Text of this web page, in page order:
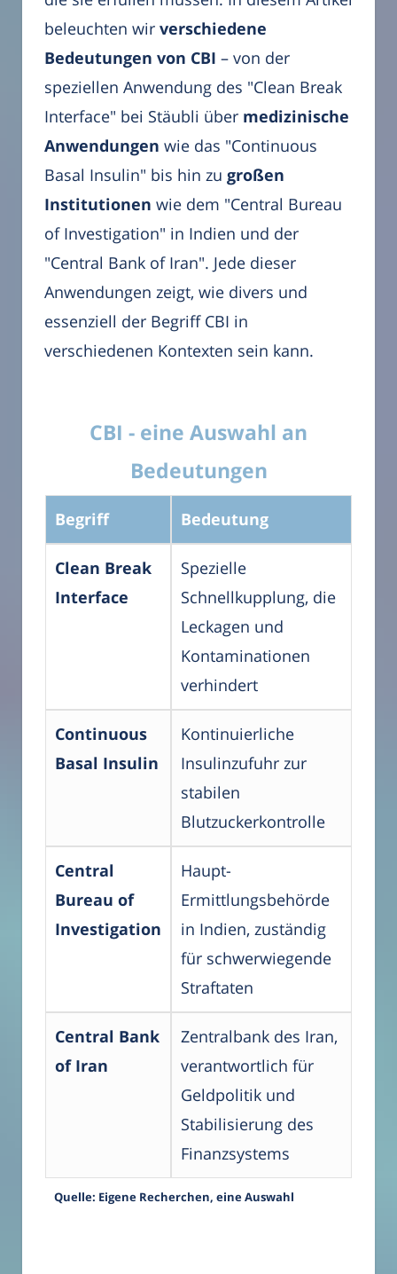
beleuchten wir verschiedene
Bedeutungen von CBI – von der
speziellen Anwendung des "Clean Break
Interface" bei Stäubli über medizinische
Anwendungen wie das "Continuous
Basal Insulin" bis hin zu großen
Institutionen wie dem "Central Bureau
of Investigation" in Indien und der
"Central Bank of Iran". Jede dieser
Anwendungen zeigt, wie divers und
essenziell der Begriff CBI in
verschiedenen Kontexten sein kann.
CBI - eine Auswahl an
Bedeutungen
Begriff Bedeutung
Clean Break
Interface
Spezielle
Schnellkupplung, die
Leckagen und
Kontaminationen
verhindert
Continuous
Basal Insulin
Kontinuierliche
Insulinzufuhr zur
stabilen
Blutzuckerkontrolle
Central
Bureau of
Investigation
Haupt-
Ermittlungsbehörde
in Indien, zuständig
für schwerwiegende
Straftaten
Central Bank
of Iran
Zentralbank des Iran,
verantwortlich für
Geldpolitik und
Stabilisierung des
Finanzsystems
Quelle: Eigene Recherchen, eine Auswahl